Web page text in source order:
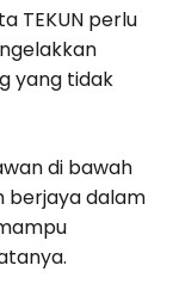
TEKUN perlu
yang tidak
di bawah
berjaya dalam